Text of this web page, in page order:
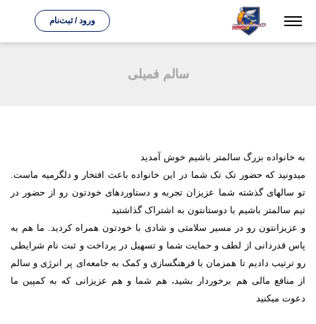
ورود / ثبت‌نام
سالم فمیلی
به خانواده بزرگ سالمتر باشیم خوش آمدید
میدونید که حضور تک تک شما در این خانواده باعث افتخار و دلگرمیه ماست.
تو سالهای گذشته شما عزیزان تجربه و دستاوردهای خودتون رو از حضور در
تیم سالمتر باشیم با دوستانتون به اشتراک گذاشتید
و عزیزانتون رو در مسیر سلامتی و شادی با خودتون همراه کردید. ما هم به
پاس قدردانی از لطف و حمایت شما و تسهیل در پرداخت و ثبت نام شرایطی
رو ترتیب دادیم تا همزمان با فرهنگسازی و کمک به جامعه‌ای پر انرژی و سالم
از منافع مالی هم برخوردار بشید، هم شما و هم عزیزانی که به کمپین ما
دعوت میکنید